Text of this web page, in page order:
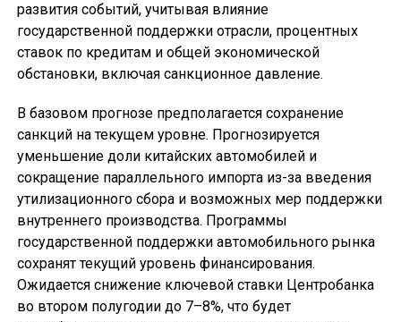
развития событий, учитывая влияние
государственной поддержки отрасли, процентных
ставок по кредитам и общей экономической
обстановки, включая санкционное давление.
В базовом прогнозе предполагается сохранение
санкций на текущем уровне. Прогнозируется
уменьшение доли китайских автомобилей и
сокращение параллельного импорта из-за введения
утилизационного сбора и возможных мер поддержки
внутреннего производства. Программы
государственной поддержки автомобильного рынка
сохранят текущий уровень финансирования.
Ожидается снижение ключевой ставки Центробанка
во втором полугодии до 7–8%, что будет